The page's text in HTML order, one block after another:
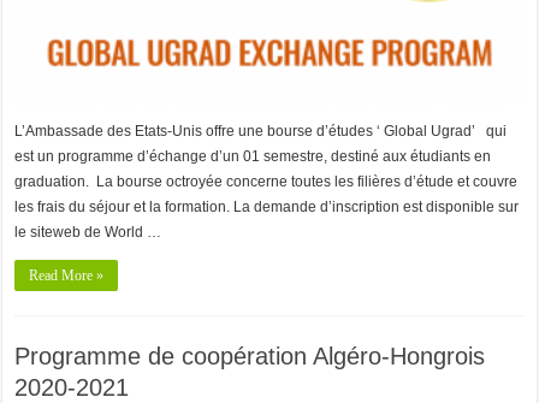
L’Ambassade des Etats-Unis offre une bourse d’études ‘ Global Ugrad’ qui
est un programme d’échange d’un 01 semestre, destiné aux étudiants en
graduation. La bourse octroyée concerne toutes les filières d’étude et couvre
les frais du séjour et la formation. La demande d’inscription est disponible sur
le siteweb de World …
Read More »
Programme de coopération Algéro-Hongrois
2020-2021